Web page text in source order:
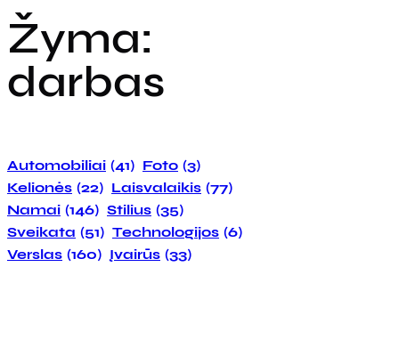
Žyma:
darbas
Automobiliai (41) Foto (3)
Kelionės (22) Laisvalaikis (77)
Namai (146) Stilius (35)
Sveikata (51) Technologijos (6)
Verslas (160) Įvairūs (33)